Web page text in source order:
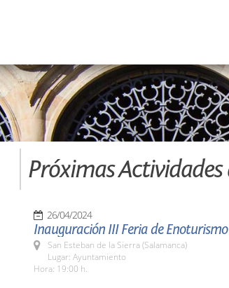
Próximas
26/04/2024
Inauguración III Feria de Enoturismo
San Esteban de la Sierra (Salamanca)
Lugar: Ayuntamiento
Hora: 19:00 h.